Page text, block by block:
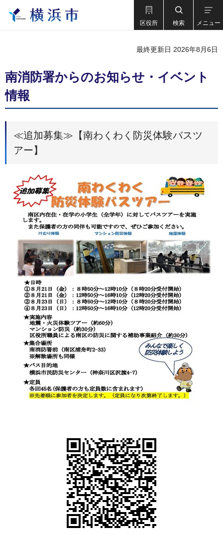
区役所 検索 メニュー
最終更新日 2026年8月6日
南消防署からのお知らせ・イベント
情報
≪追加募集≫【南わくわく防災体験バスツ
アー】